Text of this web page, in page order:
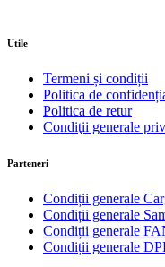
Utile
Termeni și condiții
Politica de
Politica de retur
Condiţii generale
Parteneri
Condiții generale
Condiții generale
Condiții generale
Condiții generale